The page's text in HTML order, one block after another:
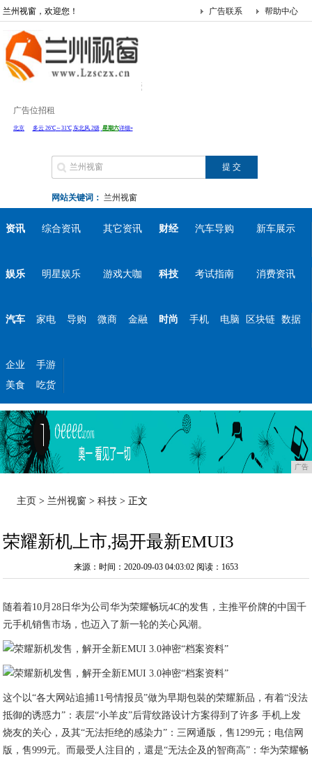
兰州视窗，欢迎您！ 帮助中心
广告联系
广告位招租
网站关键词： 兰州视窗
资讯 综合资讯 其它资讯 财经 汽车导购 新车展示
娱乐 明星娱乐 游戏大咖 科技 考试指南 消费资讯
汽车 家电 导购 微商 金融 时尚 手机 电脑 区块链 数据
企业
手游
美食
吃货
广告
主页 > 兰州视窗 >科技 > 正文
荣耀新机上市,揭开最新EMUI3
来源：时间：2020-09-03 04:03:02 阅读：1653
随着着10月28日华为公司华为荣耀畅玩4C的发售，主推平价牌的中国千
元手机销售市场，也迈入了新一轮的关心风潮。
这个以“各大网站追捕11号情报员”做为早期包裝的荣耀新品，有着“没法
抵御的诱惑力”：表层“小羊皮”后背纹路设计方案得到了许多 手机上发
烧友的关心，及其“无法拒绝的感染力”：三网通版，售1299元；电信网
版，售999元。而最受人注目的，還是“无法企及的智商高”：华为荣耀畅